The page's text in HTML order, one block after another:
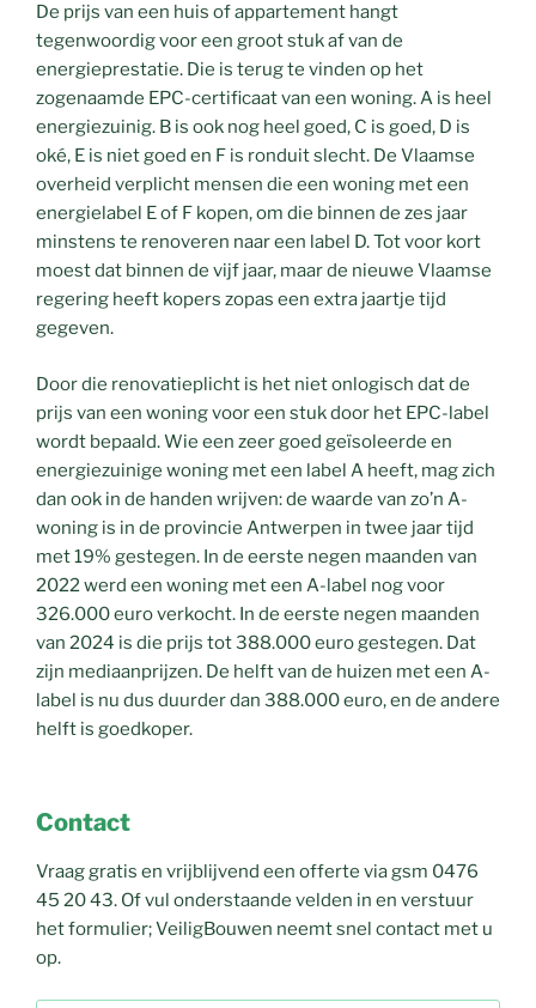
De prijs van een huis of appartement hangt
tegenwoordig voor een groot stuk af van de
energieprestatie. Die is terug te vinden op het
zogenaamde EPC-certificaat van een woning. A is heel
energiezuinig. B is ook nog heel goed, C is goed, D is
oké, E is niet goed en F is ronduit slecht. De Vlaamse
overheid verplicht mensen die een woning met een
energielabel E of F kopen, om die binnen de zes jaar
minstens te renoveren naar een label D. Tot voor kort
moest dat binnen de vijf jaar, maar de nieuwe Vlaamse
regering heeft kopers zopas een extra jaartje tijd
gegeven.
Door die renovatieplicht is het niet onlogisch dat de
prijs van een woning voor een stuk door het EPC-label
wordt bepaald. Wie een zeer goed geïsoleerde en
energiezuinige woning met een label A heeft, mag zich
dan ook in de handen wrijven: de waarde van zo’n A-
woning is in de provincie Antwerpen in twee jaar tijd
met 19% gestegen. In de eerste negen maanden van
2022 werd een woning met een A-label nog voor
326.000 euro verkocht. In de eerste negen maanden
van 2024 is die prijs tot 388.000 euro gestegen. Dat
zijn mediaanprijzen. De helft van de huizen met een A-
label is nu dus duurder dan 388.000 euro, en de andere
helft is goedkoper.
Contact
Vraag gratis en vrijblijvend een offerte via gsm 0476
45 20 43. Of vul onderstaande velden in en verstuur
het formulier; VeiligBouwen neemt snel contact met u
op.